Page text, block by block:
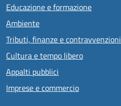
Educazione e formazione
Ambiente
Tributi, finanze e contravvenzioni
Cultura e tempo libero
Appalti pubblici
Imprese e commercio